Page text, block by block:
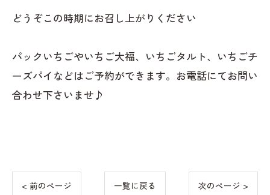
どうぞこの時期にお召し上がりください
パックいちごやいちご大福、いちごタルト、いちごチ
ーズパイなどはご予約ができます。お電話にてお問い
合わせ下さいませ♪
< 前のページ 一覧に戻る 次のページ >